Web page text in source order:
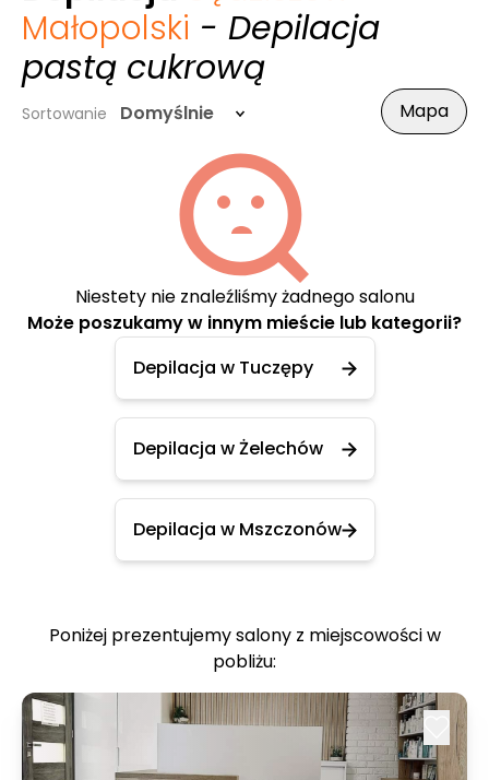
Małopolski - Depilacja
pastą cukrową
Sortowanie Domyślnie Mapa
Niestety nie znaleźliśmy żadnego salonu
Może poszukamy w innym mieście lub kategorii?
Depilacja w Tuczępy
Depilacja w Żelechów
Depilacja w Mszczonów
Poniżej prezentujemy salony z miejscowości w
pobliżu: